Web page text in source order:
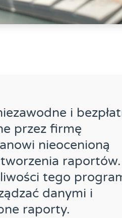
i
przez firmę
nieocenioną
raportów.
tego
danymi i
raporty.